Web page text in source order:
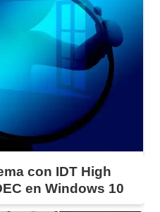
con IDT High
en Windows 10